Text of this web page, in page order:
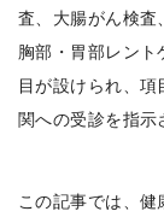
査、大腸がん検査
胸部・胃部レント
目が設けられ、
関への受診を指示
この記事では、